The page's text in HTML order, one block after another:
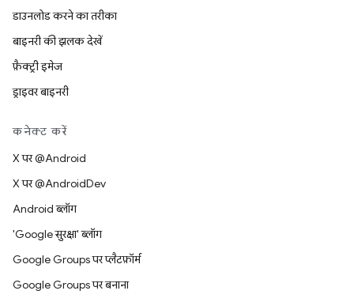
डाउनलोड करने का तरीका
बाइनरी की झलक देखें
फ़ैक्ट्री इमेज
ड्राइवर बाइनरी
कनेक्ट करें
X पर @Android
X पर @AndroidDev
Android ब्लॉग
'Google सुरक्षा' ब्लॉग
Google Groups पर प्लैटफ़ॉर्म
Google Groups पर बनाना